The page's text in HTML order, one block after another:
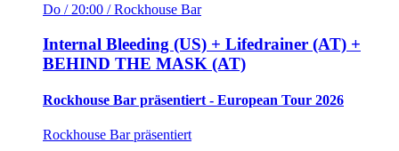
Do / 20:00 / Rockhouse Bar
Internal Bleeding (US) + Lifedrainer (AT) +
BEHIND THE MASK (AT)
Rockhouse Bar präsentiert - European Tour 2026
Rockhouse Bar präsentiert